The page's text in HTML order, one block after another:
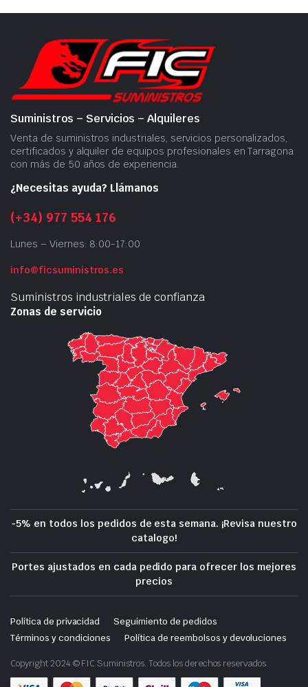
Suministros – Servicios – Alquileres
Venta de suministros industriales, servicios personalizados,
certificados y alquiler de equipos profesionales en Tarragona
con más de 50 años de experiencia.
¿Necesitas ayuda? Llámanos
(+34) 977 554 176
Lunes – Viernes: 8:00-17:00
info@ficsuministros.es
Suministros industriales de confianza
Zonas de servicio
-5% en todos los pedidos de esta semana. ¡Revisa nuestro
catalogo!
Portes ajustados en cada pedido para ofrecer los mejores
precios
Política de privacidad
Seguimiento de pedidos
Términos y condiciones
Política de reembolsos y devoluciones
Copyright 2024 © FIC Suministros. Todos los derechos reservados.